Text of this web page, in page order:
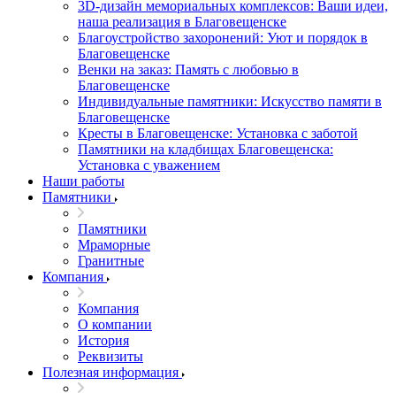
3D-дизайн мемориальных комплексов: Ваши идеи,
наша реализация в Благовещенске
Благоустройство захоронений: Уют и порядок в
Благовещенске
Венки на заказ: Память с любовью в
Благовещенске
Индивидуальные памятники: Искусство памяти в
Благовещенске
Кресты в Благовещенске: Установка с заботой
Памятники на кладбищах Благовещенска:
Установка с уважением
Наши работы
Памятники
Памятники
Мраморные
Гранитные
Компания
Компания
О компании
История
Реквизиты
Полезная информация